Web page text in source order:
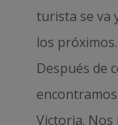
turista se va
los próximos.
Después de
Victoria.